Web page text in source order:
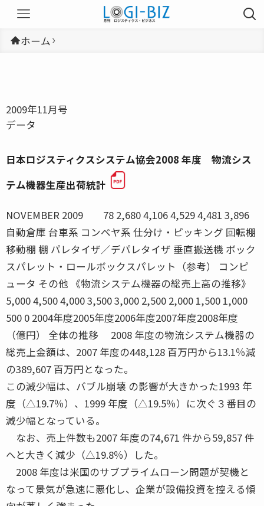
ホーム
2009年11月号
データ
日本ロジスティクスシステム協会2008 年度 物流シス
テム機器生産出荷統計
NOVEMBER 2009 78 2,680 4,106 4,529 4,481 3,896
自動倉庫 台車系 コンベヤ系 仕分け・ピッキング 回転棚
移動棚 棚 パレタイザ／デパレタイザ 垂直搬送機 ボック
スパレット・ロールボックスパレット（参考） コンピ
ュータ その他 《物流システム機器の総売上高の推移》
5,000 4,500 4,000 3,500 3,000 2,500 2,000 1,500 1,000
500 0 2004年度2005年度2006年度2007年度2008年度
（億円） 全体の推移 2008 年度の物流システム機器の
総売上金額は、2007 年度の448,128 百万円から13.1％減
の389,607 百万円となった。
この減少幅は、バブル崩壊 の影響が大きかった1993 年
度（△19.7％）、1999 年度（△19.5％）に次ぐ３番目の
減少幅となっている。
なお、売上件数も2007 年度の74,671 件から59,857 件
へと大きく減少（△19.8％）した。
2008 年度は米国のサブプライムローン問題が契機と
なって景気が急速に悪化し、企業が設備投資を控える傾